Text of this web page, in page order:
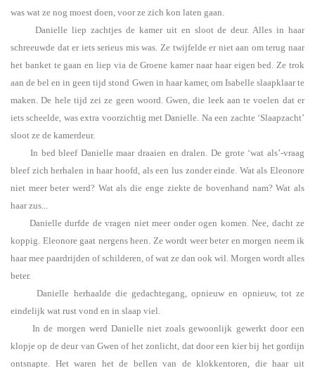
was wat ze nog moest doen, voor ze zich kon laten gaan.
Danielle liep zachtjes de kamer uit en sloot de deur. Alles in haar
schreeuwde dat er iets serieus mis was. Ze twijfelde er niet aan om terug naar
het banket te gaan en liep via de Groene kamer naar haar eigen bed. Ze trok
aan de bel en in geen tijd stond Gwen in haar kamer, om Isabelle slaapklaar te
maken. De hele tijd zei ze geen woord. Gwen, die leek aan te voelen dat er
iets scheelde, was extra voorzichtig met Danielle. Na een zachte ‘Slaapzacht’
sloot ze de kamerdeur.
In bed bleef Danielle maar draaien en dralen. De grote ‘wat als’-vraag
bleef zich herhalen in haar hoofd, als een lus zonder einde. Wat als Eleonore
niet meer beter werd? Wat als die enge ziekte de bovenhand nam? Wat als
haar zus...
Danielle durfde de vragen niet meer onder ogen komen. Nee, dacht ze
koppig. Eleonore gaat nergens heen. Ze wordt weer beter en morgen neem ik
haar mee paardrijden of schilderen, of wat ze dan ook wil. Morgen wordt alles
beter.
Danielle herhaalde die gedachtegang, opnieuw en opnieuw, tot ze
eindelijk wat rust vond en in slaap viel.
In de morgen werd Danielle niet zoals gewoonlijk gewerkt door een
klopje op de deur van Gwen of het zonlicht, dat door een kier bij het gordijn
ontsnapte. Het waren het de bellen van de klokkentoren, die haar uit